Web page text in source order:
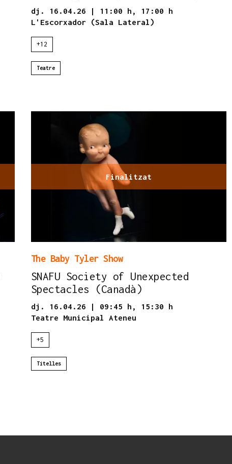
dj. 16.04.26 | 11:00 h,
17:00 h
L'Escorxador (Sala Lateral)
+12
Teatre
Finalitzat
The Baby Tyler Show
SNAFU Society of Unexpected
Spectacles (Canadà)
dj. 16.04.26 | 09:45 h,
15:30 h
Teatre Municipal Ateneu
+5
Titelles